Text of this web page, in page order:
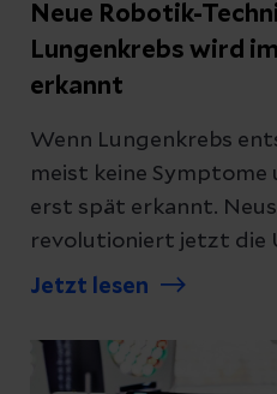
Neue Robotik-
Lungenkrebs wird
erkannt
Wenn Lungenkrebs
meist keine
erst spät erkannt.
revolutioniert jetzt die
Verdacht auf
Diagnose – ein
Früherkennung einer
Jetzt lesen